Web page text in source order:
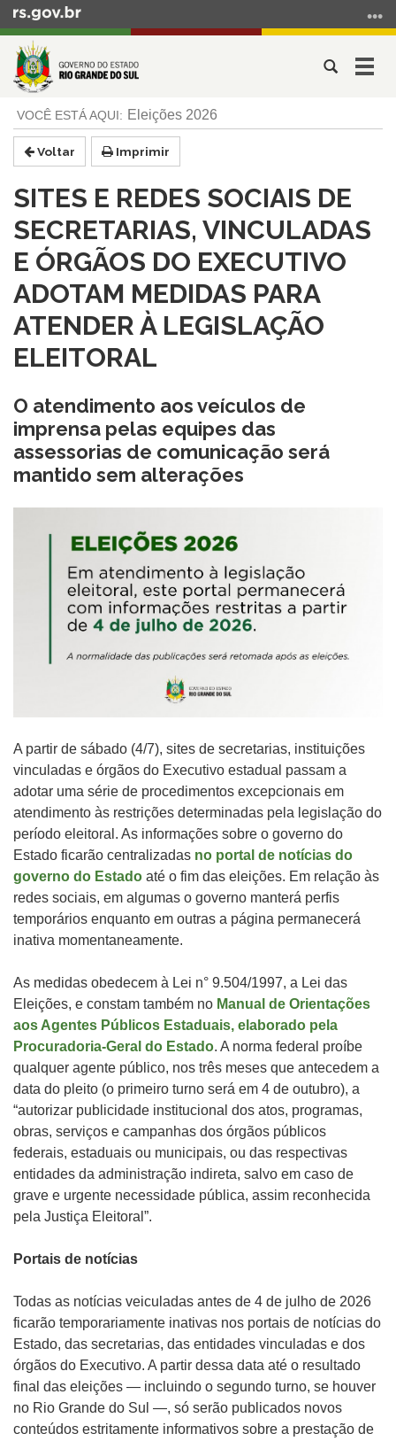
para
conteúdo
para
menu
para
busca
Abrir
do
conteúdo
Eleições 2026
Voltar Imprimir
SITES E REDES SOCIAIS DE
SECRETARIAS, VINCULADAS
E ÓRGÃOS DO EXECUTIVO
ADOTAM MEDIDAS PARA
ATENDER À LEGISLAÇÃO
ELEITORAL
O atendimento aos veículos de
imprensa pelas equipes das
assessorias de comunicação será
mantido sem alterações
A partir de sábado (4/7), sites de secretarias, instituições
vinculadas e órgãos do Executivo estadual passam a
adotar uma série de procedimentos excepcionais em
atendimento às restrições determinadas pela legislação do
período eleitoral. As informações sobre o governo do
Estado ficarão centralizadas no portal de notícias do
governo do Estado até o fim das eleições. Em relação às
redes sociais, em algumas o governo manterá perfis
temporários enquanto em outras a página permanecerá
inativa momentaneamente.
As medidas obedecem à Lei n° 9.504/1997, a Lei das
Eleições, e constam também no Manual de Orientações
aos Agentes Públicos Estaduais, elaborado pela
Procuradoria-Geral do Estado. A norma federal proíbe
qualquer agente público, nos três meses que antecedem a
data do pleito (o primeiro turno será em 4 de outubro), a
“autorizar publicidade institucional dos atos, programas,
obras, serviços e campanhas dos órgãos públicos
federais, estaduais ou municipais, ou das respectivas
entidades da administração indireta, salvo em caso de
grave e urgente necessidade pública, assim reconhecida
pela Justiça Eleitoral”.
Portais de notícias
Todas as notícias veiculadas antes de 4 de julho de 2026
ficarão temporariamente inativas nos portais de notícias do
Estado, das secretarias, das entidades vinculadas e dos
órgãos do Executivo. A partir dessa data até o resultado
final das eleições — incluindo o segundo turno, se houver
no Rio Grande do Sul —, só serão publicados novos
conteúdos estritamente informativos sobre a prestação de